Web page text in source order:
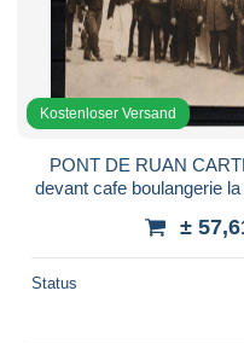
Kostenloser Versand
PONT DE RUAN
devant cafe boulangerie
±
Status